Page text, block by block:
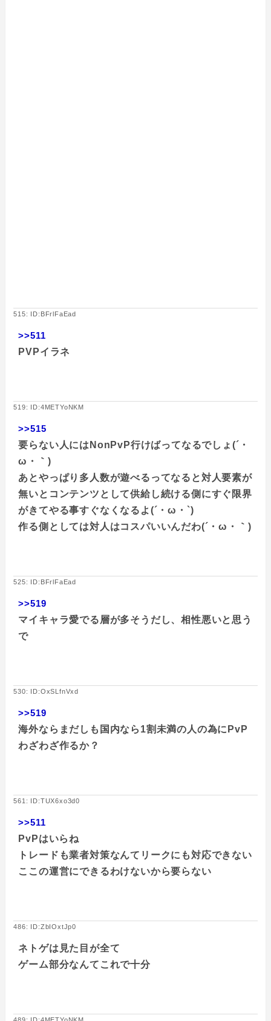
515: ID:BFrlFaEad
>>511
PVPイラネ
519: ID:4METYoNKM
>>515
要らない人にはNonPvP行けばってなるでしょ(´・
ω・｀)
あとやっぱり多人数が遊べるってなると対人要素が
無いとコンテンツとして供給し続ける側にすぐ限界
がきてやる事すぐなくなるよ(´・ω・`)
作る側としては対人はコスパいいんだわ(´・ω・｀)
525: ID:BFrlFaEad
>>519
マイキャラ愛でる層が多そうだし、相性悪いと思う
で
530: ID:OxSLfnVxd
>>519
海外ならまだしも国内なら1割未満の人の為にPvP
わざわざ作るか？
561: ID:TUX6xo3d0
>>511
PvPはいらね
トレードも業者対策なんてリークにも対応できない
ここの運営にできるわけないから要らない
486: ID:ZbIOxtJp0
ネトゲは見た目が全て
ゲーム部分なんてこれで十分